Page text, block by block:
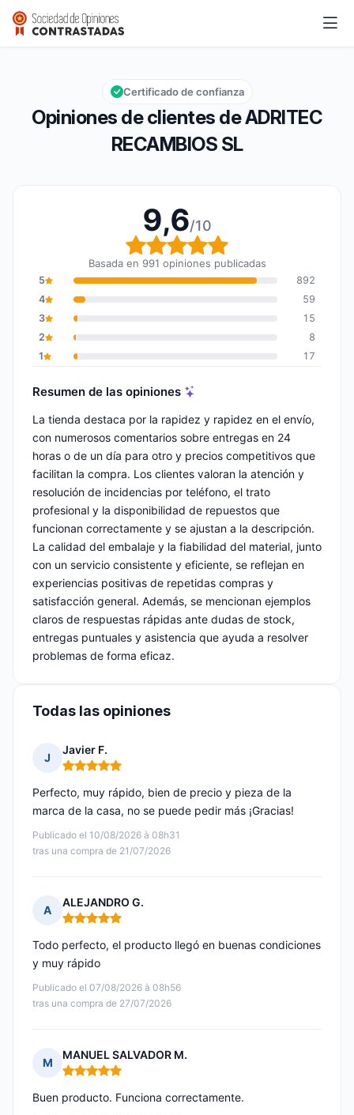
ADRITEC RECAMBIOS SL
Calificación global: 9,6 de 10
9,6/10
Opiniones de clientes de ADRITEC
RECAMBIOS SL
Certificado de confianza
9,6/10
Calificación global: 9,6
Basada en 991 opiniones publicadas
5
892
4
59
3
15
2
8
1
17
Resumen de las opiniones
La tienda destaca por la rapidez y rapidez en el envío,
con numerosos comentarios sobre entregas en 24
horas o de un día para otro y precios competitivos que
facilitan la compra. Los clientes valoran la atención y
resolución de incidencias por teléfono, el trato
profesional y la disponibilidad de repuestos que
funcionan correctamente y se ajustan a la descripción.
La calidad del embalaje y la fiabilidad del material, junto
con un servicio consistente y eficiente, se reflejan en
experiencias positivas de repetidas compras y
satisfacción general. Además, se mencionan ejemplos
claros de respuestas rápidas ante dudas de stock,
entregas puntuales y asistencia que ayuda a resolver
problemas de forma eficaz.
Todas las opiniones
J
Javier F.
Nota: 5 de 5
Publicado el 10/08/2026 à 08h31
tras una compra de 21/07/2026
Perfecto, muy rápido, bien de precio y pieza de la
marca de la casa, no se puede pedir más ¡Gracias!
A
ALEJANDRO G.
Nota: 5 de 5
Publicado el 07/08/2026 à 08h56
tras una compra de 27/07/2026
Todo perfecto, el producto llegó en buenas condiciones
y muy rápido
M
MANUEL SALVADOR M.
Nota: 5 de 5
Buen producto. Funciona correctamente.